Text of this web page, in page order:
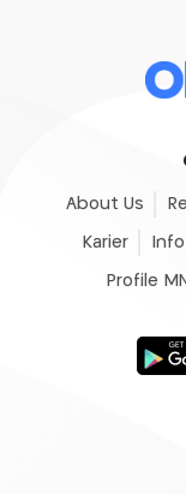
About Us
Karier
Profile